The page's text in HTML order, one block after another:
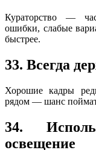
Кураторство —
ошибки, слабые
быстрее.
33. Всегда
Хорошие кадры
рядом — шанс
34.
освещение